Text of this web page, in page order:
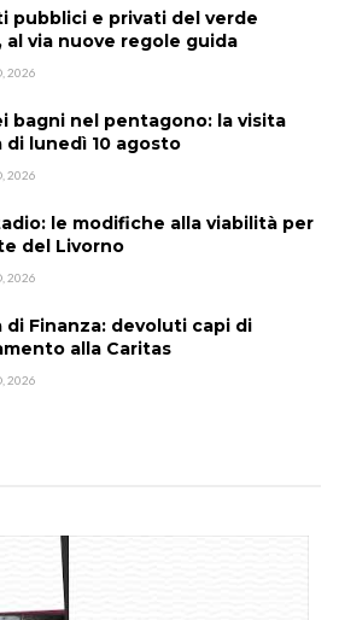
pubblici e privati del verde
al via nuove regole guida
2026
bagni nel pentagono: la visita
di lunedì 10 agosto
2026
le modifiche alla viabilità per
del Livorno
2026
di Finanza: devoluti capi di
alla Caritas
2026